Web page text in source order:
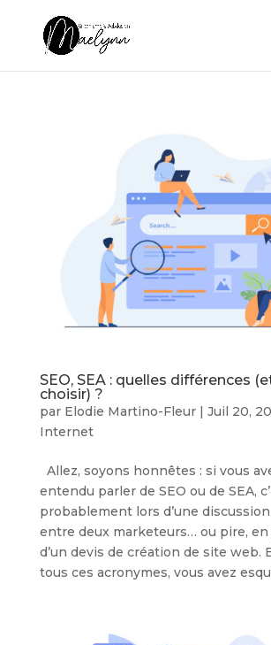
SEO, SEA : quelles différences
choisir) ?
par Elodie Martino-Fleur| Juil 20,
Internet
Allez, soyons honnêtes : si vous
entendu parler de SEO ou de SEA,
probablement lors d’une
entre deux marketeurs… ou pire,
d’un devis de création de site web.
tous ces acronymes, vous avez